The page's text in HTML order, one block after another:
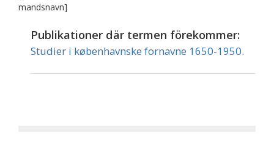
mandsnavn]
Publikationer där termen förekommer:
Studier i københavnske fornavne 1650-1950.